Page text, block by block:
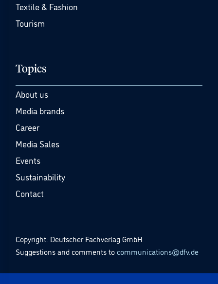
Textile & Fashion
Tourism
Topics
About us
Media brands
Career
Media Sales
Events
Sustainability
Contact
Copyright: Deutscher Fachverlag GmbH
Suggestions and comments to communications@dfv.de